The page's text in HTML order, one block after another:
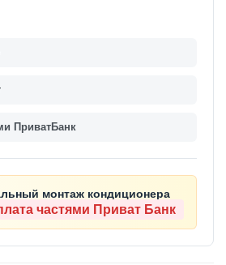
ПриватБанк
монтаж кондиционера
частями Приват Банк